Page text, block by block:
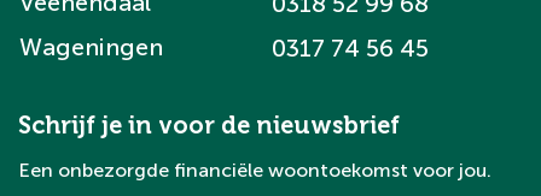
Wageningen
0317 74 56 45
Schrijf je in voor de nieuwsbrief
Een onbezorgde financiële woontoekomst voor jou.